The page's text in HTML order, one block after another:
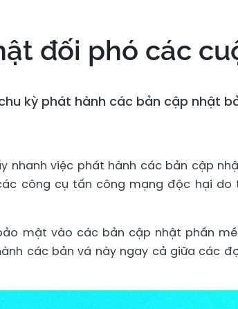
đối phó các
kỳ phát hành các bản cập nhật
nhanh việc phát hành các bản cập
công cụ tấn công mạng độc hại do
mật vào các bản cập nhật phần
các bản vá này ngay cả giữa các